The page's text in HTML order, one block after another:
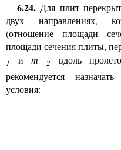
6.24.Для плит
двух направлениях,
(отношение площади
площади сечения плиты,
1 иm 2 вдоль
рекомендуется
условия: